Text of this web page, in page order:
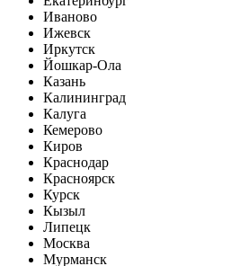
Иваново
Ижевск
Иркутск
Йошкар-Ола
Казань
Калининград
Калуга
Кемерово
Киров
Краснодар
Красноярск
Курск
Кызыл
Липецк
Москва
Мурманск